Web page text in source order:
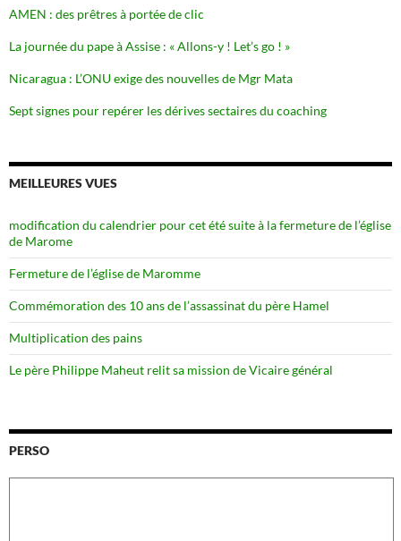
AMEN : des prêtres à portée de clic
La journée du pape à Assise : « Allons-y ! Let’s go ! »
Nicaragua : L’ONU exige des nouvelles de Mgr Mata
Sept signes pour repérer les dérives sectaires du coaching
MEILLEURES VUES
modification du calendrier pour cet été suite à la fermeture de l’église
de Marome
Fermeture de l’église de Maromme
Commémoration des 10 ans de l’assassinat du père Hamel
Multiplication des pains
Le père Philippe Maheut relit sa mission de Vicaire général
PERSO